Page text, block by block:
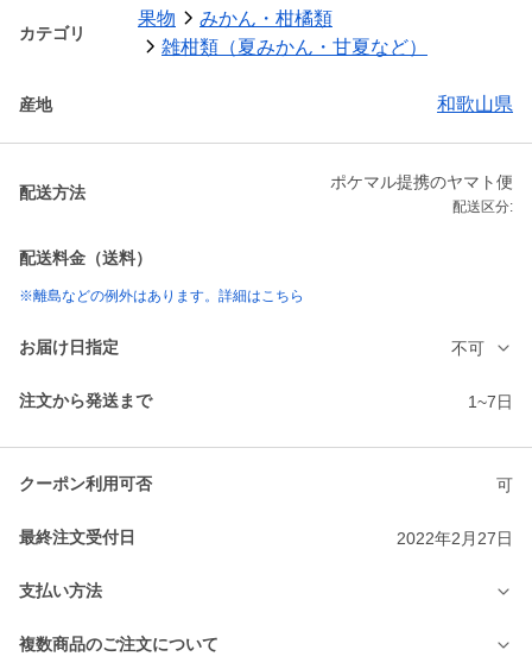
カテゴリ
果物
みかん・柑橘類
雑柑類（夏みかん・甘夏など）
産地 和歌山県
配送方法
ポケマル提携のヤマト便
配送区分:
配送料金（送料）
※離島などの例外はあります。詳細はこちら
お届け日指定 不可
注文から発送まで 1~7日
クーポン利用可否 可
最終注文受付日 2022年2月27日
支払い方法
複数商品のご注文について